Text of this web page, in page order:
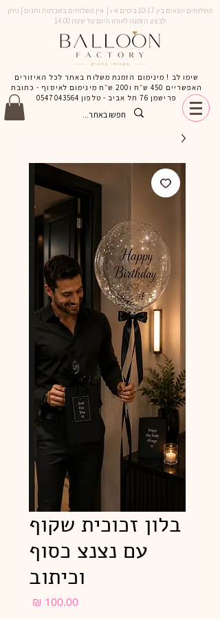
משלוחים יוצאים בין 10-17 בימים א-ו | אין משלוחים בשבתות וחגים | ניתן
לבצע הזמנה לאותו היום עד שעה 14:00
שימו לב ! מינימום הזמנת משלוח באתר לכל האיזורים
האפשריים 450 ש״ח ו200 ש״ח מינימום לאיסוף - כתובת
פרישמן 76 תל אביב - טלפון
0547043564
בלון זכוכית שקוף
עם נצנצ כסוף
וכיתוב